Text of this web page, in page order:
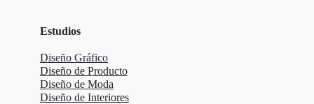
Estudios
Diseño Gráfico
Diseño de Producto
Diseño de Moda
Diseño de Interiores